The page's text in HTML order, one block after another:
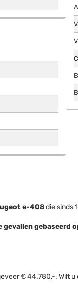
e-408die sinds
€ 44.780,-. Wilt